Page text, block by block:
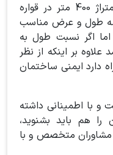
و خریدار زمین میگذارد. زمین با متراژ 400 متر در قواره
طول و عرض مناسب
اما اگر نسبت طول به
بر اینکه از نظر
دارد ایمنی ساختمان
و با اطمینانی داشته
هم باید بشنوید،
مشاوران متخصص و با